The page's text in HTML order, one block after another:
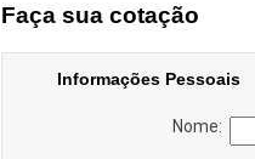
Faça sua cotação
Informações Pessoais
Nome: